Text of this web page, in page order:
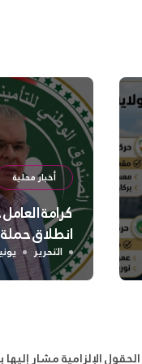
أخبار محلية
كرامة
انطلاق
واسعة
الجسدية
التحرير يونيو
الحقول الإلزامية مشار إليها